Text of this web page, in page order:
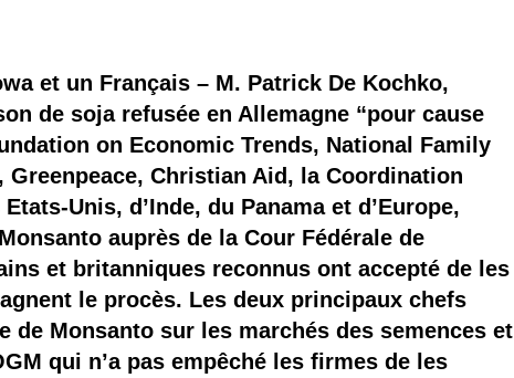
et un Français – M. Patrick De Kochko,
de soja refusée en Allemagne “pour cause
on Economic Trends, National Family
Christian Aid, la Coordination
Unis, d’Inde, du Panama et d’Europe,
auprès de la Cour Fédérale de
et britanniques reconnus ont accepté de les
le procès. Les deux principaux chefs
Monsanto sur les marchés des semences et
qui n’a pas empêché les firmes de les